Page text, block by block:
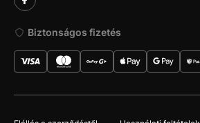
Biztonságos fizetés